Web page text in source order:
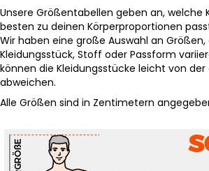
Unsere Größentabellen geben an, welche
besten zu deinen Körperproportionen
Wir haben eine große Auswahl an
Kleidungsstück, Stoff oder Passform
können die Kleidungsstücke leicht von
abweichen.
Alle Größen sind in Zentimetern